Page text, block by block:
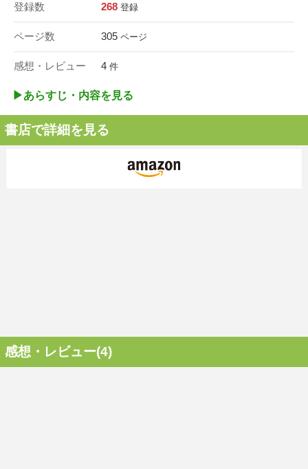
登録数 268 登録
ページ数 305 ページ
感想・レビュー 4 件
▶︎あらすじ・内容を見る
書店で詳細を見る
感想・レビュー(4)